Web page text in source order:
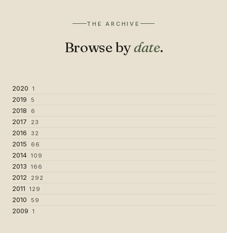
THE ARCHIVE
Browse bydate.
2020 1
2019 5
2018 6
2017 23
2016 32
2015 66
2014 109
2013 166
2012 292
2011 129
2010 59
2009 1